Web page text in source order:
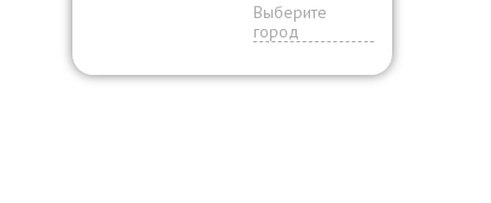
Выберите
город